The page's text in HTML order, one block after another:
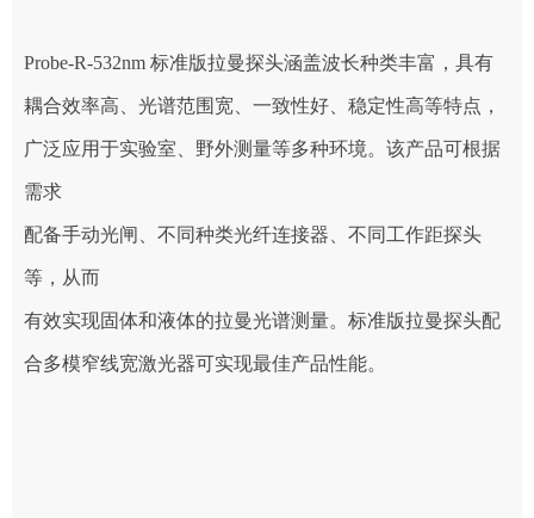
Probe-R-532nm 标准版拉曼探头涵盖波长种类丰富，具有
耦合效率高、光谱范围宽、一致性好、稳定性高等特点，
广泛应用于实验室、野外测量等多种环境。该产品可根据
需求
配备手动光闸、不同种类光纤连接器、不同工作距探头
等，从而
有效实现固体和液体的拉曼光谱测量。标准版拉曼探头配
合多模窄线宽激光器可实现最佳产品性能。